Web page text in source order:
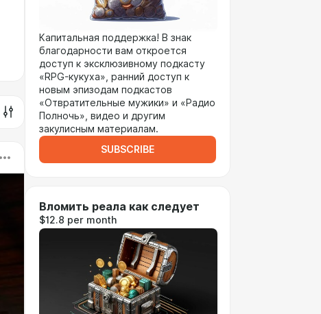
Капитальная поддержка! В знак
благодарности вам откроется
доступ к эксклюзивному подкасту
«RPG-кукуха», ранний доступ к
новым эпизодам подкастов
«Отвратительные мужики» и «Радио
Полночь», видео и другим
закулисным материалам.
SUBSCRIBE
Вломить реала как следует
$12.8 per month